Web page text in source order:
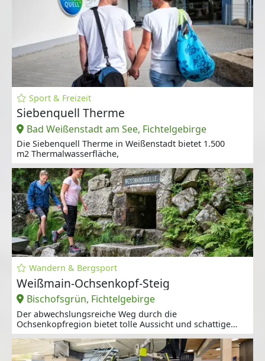
Sport & Freizeit
Siebenquell Therme
Bad Weißenstadt am See, Fichtelgebirge
Die Siebenquell Therme in Weißenstadt bietet 1.500
m2 Thermalwasserfläche,
Wandern & Bergsport
Weißmain-Ochsenkopf-Steig
Bischofsgrün, Fichtelgebirge
Der abwechslungsreiche Weg durch die
Ochsenkopfregion bietet tolle Aussicht und schattige
Wege.